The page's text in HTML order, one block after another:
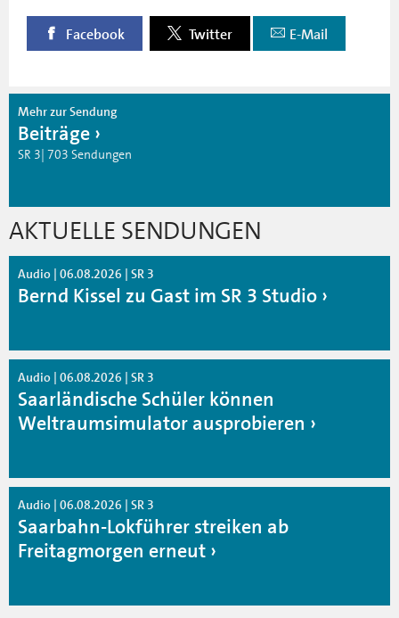
Facebook Twitter E-Mail
Mehr zur Sendung
Beiträge
SR 3| 703 Sendungen
AKTUELLE SENDUNGEN
Audio | 06.08.2026 | SR 3
Bernd Kissel zu Gast im SR 3 Studio
Audio | 06.08.2026 | SR 3
Saarländische Schüler können
Weltraumsimulator ausprobieren
Audio | 06.08.2026 | SR 3
Saarbahn-Lokführer streiken ab
Freitagmorgen erneut